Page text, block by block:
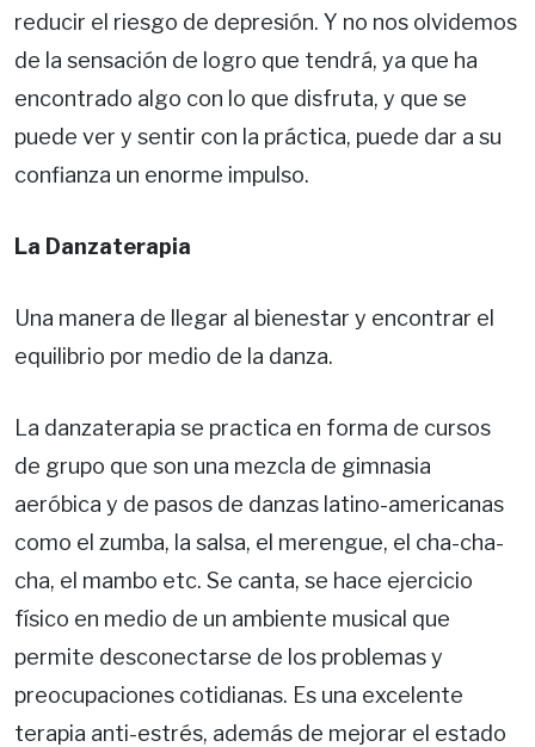
reducir el riesgo de depresión. Y no nos olvidemos
de la sensación de logro que tendrá, ya que ha
encontrado algo con lo que disfruta, y que se
puede ver y sentir con la práctica, puede dar a su
confianza un enorme impulso.
La Danzaterapia
Una manera de llegar al bienestar y encontrar el
equilibrio por medio de la danza.
La danzaterapia se practica en forma de cursos
de grupo que son una mezcla de gimnasia
aeróbica y de pasos de danzas latino-americanas
como el zumba, la salsa, el merengue, el cha-cha-
cha, el mambo etc. Se canta, se hace ejercicio
físico en medio de un ambiente musical que
permite desconectarse de los problemas y
preocupaciones cotidianas. Es una excelente
terapia anti-estrés, además de mejorar el estado